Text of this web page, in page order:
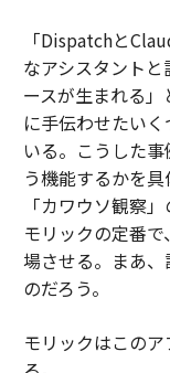
「Dispatchと
なアシスタント
ースが生まれる
に手伝わせたい
いる。こうした
う機能するかを
「カワウソ観察
モリックの定番
場させる。まあ
のだろう。
モリックはこの